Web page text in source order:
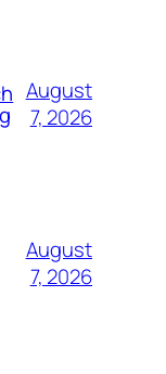
August
7, 2026
August
7, 2026